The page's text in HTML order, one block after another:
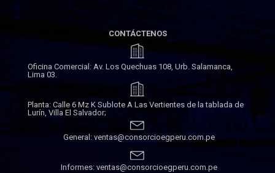
CONTÁCTENOS
Oficina Comercial: Av. Los Quechuas 108, Urb. Salamanca,
Lima 03.
Planta: Calle 6 Mz K Sublote A Las Vertientes de la tablada de
Lurín, Villa El Salvador;
General: ventas@consorcioegperu.com.pe
Informes: ventas@consorcioegperu.com.pe